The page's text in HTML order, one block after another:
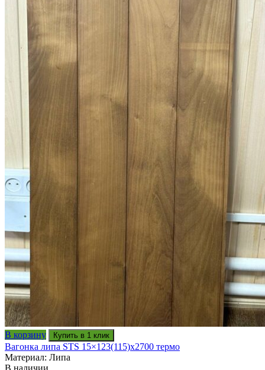
В корзину Купить в 1 клик
Вагонка липа STS 15×123(115)x2700 термо
Материал: Липа
В наличии